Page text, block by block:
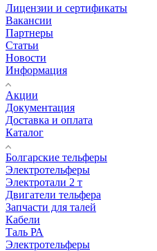
Лицензии и сертификаты
Вакансии
Партнеры
Статьи
Новости
Информация
Акции
Документация
Доставка и оплата
Каталог
Болгарские тельферы
Электротельферы
Электротали 2 т
Двигатели тельфера
Запчасти для талей
Кабели
Таль РА
Электротельферы